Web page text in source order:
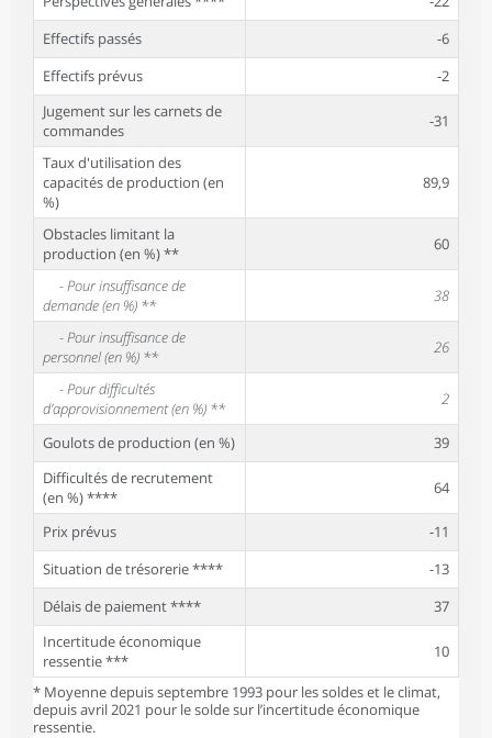
Effectifs passés
-6
Effectifs prévus
-2
Jugement sur les carnets de
commandes
-31
Taux d'utilisation des
capacités de production (en
%)
89,9
Obstacles limitant la
production (en %) **
60
- Pour insuffisance de
demande (en %) **
38
- Pour insuffisance de
personnel (en %) **
26
- Pour difficultés
d’approvisionnement (en %) **
2
Goulots de production (en %)
39
Difficultés de recrutement
(en %) ****
64
Prix prévus
-11
Situation de trésorerie ****
-13
Délais de paiement ****
37
Incertitude économique
ressentie ***
10
* Moyenne depuis septembre 1993 pour les soldes et le climat,
depuis avril 2021 pour le solde sur l’incertitude économique
ressentie.